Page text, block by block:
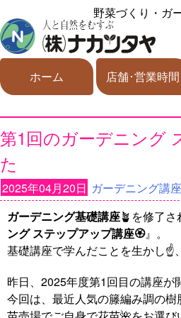
野菜づくり・ガ
ホーム 店舗･営業時間
第1回のガーデニング
た
2025年04月20日 ガーデニング講座
ガーデニング基礎講座🪴を修了
ング ステップアップ講座🏵️』。
基礎講座で学んだことを生かし☝️
昨日、2025年度第1回目の講座が
今回は、最近人気の籐編み調の